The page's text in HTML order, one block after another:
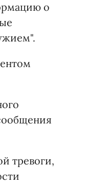
о
тревоги,